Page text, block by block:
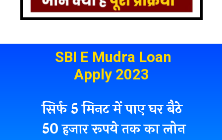
SBI E Mudra Loan
Apply 2023
सिर्फ 5 मिनट में पाए घर बैठे
50 हजार रूपये तक का लोन